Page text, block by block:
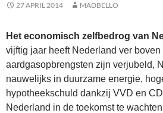
27 APRIL 2014 MADBELLO
Het economisch zelfbedrog van
vijftig jaar heeft Nederland ver
aardgasopbrengsten zijn verjubeld,
nauwelijks in duurzame energie,
hypotheekschuld dankzij VVD en
Nederland in de toekomst te